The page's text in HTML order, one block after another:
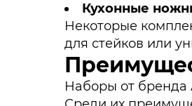
Кухонные
Некоторые
для стейков или
Наборы от бренда